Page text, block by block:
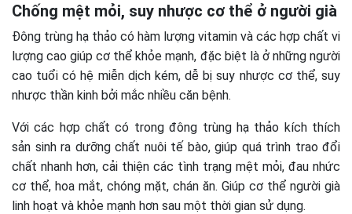
Chống mệt mỏi, suy nhược cơ thể ở người già
Đông trùng hạ thảo có hàm lượng vitamin và các hợp chất vi
lượng cao giúp cơ thể khỏe mạnh, đặc biệt là ở những người
cao tuổi có hệ miễn dịch kém, dễ bị suy nhược cơ thể, suy
nhược thần kinh bởi mắc nhiều căn bệnh.
Với các hợp chất có trong đông trùng hạ thảo kích thích
sản sinh ra dưỡng chất nuôi tế bào, giúp quá trình trao đổi
chất nhanh hơn, cải thiện các tình trạng mệt mỏi, đau nhức
cơ thể, hoa mắt, chóng mặt, chán ăn. Giúp cơ thể người già
linh hoạt và khỏe mạnh hơn sau một thời gian sử dụng.